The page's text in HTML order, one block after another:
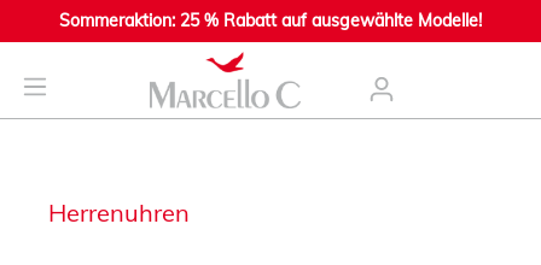
springen
Sommeraktion: 25 % Rabatt auf ausgewählte Modelle!
Herrenuhren